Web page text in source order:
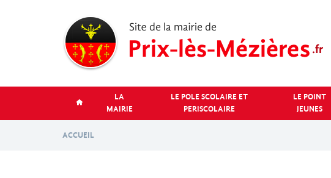
LA
MAIRIE
LE POLE SCOLAIRE ET
PERISCOLAIRE
LE POINT
JEUNES
ACCUEIL